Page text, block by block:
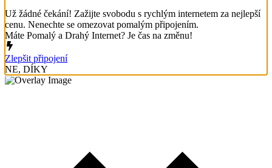
Už žádné čekání! Zažijte svobodu s rychlým internetem za nejlepší
cenu. Nenechte se omezovat pomalým připojením.
Máte Pomalý a Drahý Internet? Je čas na změnu!
Zlepšit připojení
NE, DÍKY